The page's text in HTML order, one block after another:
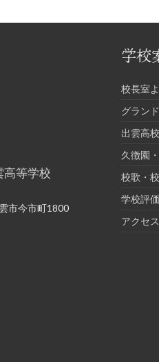
高等学校
市今市町1800
学校
校長室
グラン
出雲高
久徴園
校歌・
学校評
アクセス